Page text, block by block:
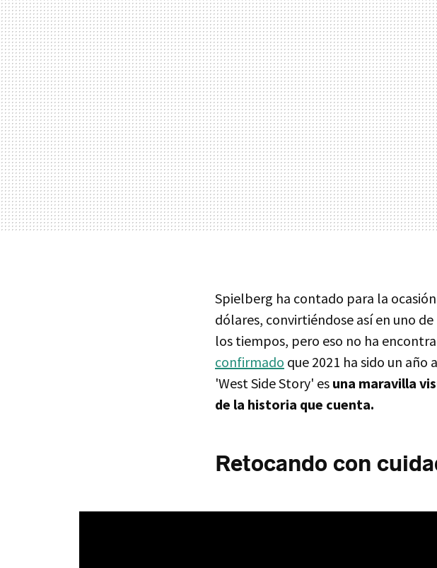
Spielberg ha contado para la
dólares, convirtiéndose así en uno
los tiempos, pero eso no ha
confirmado que 2021 ha sido un año
'West Side Story' es una maravilla
de la historia que cuenta.
Retocando con